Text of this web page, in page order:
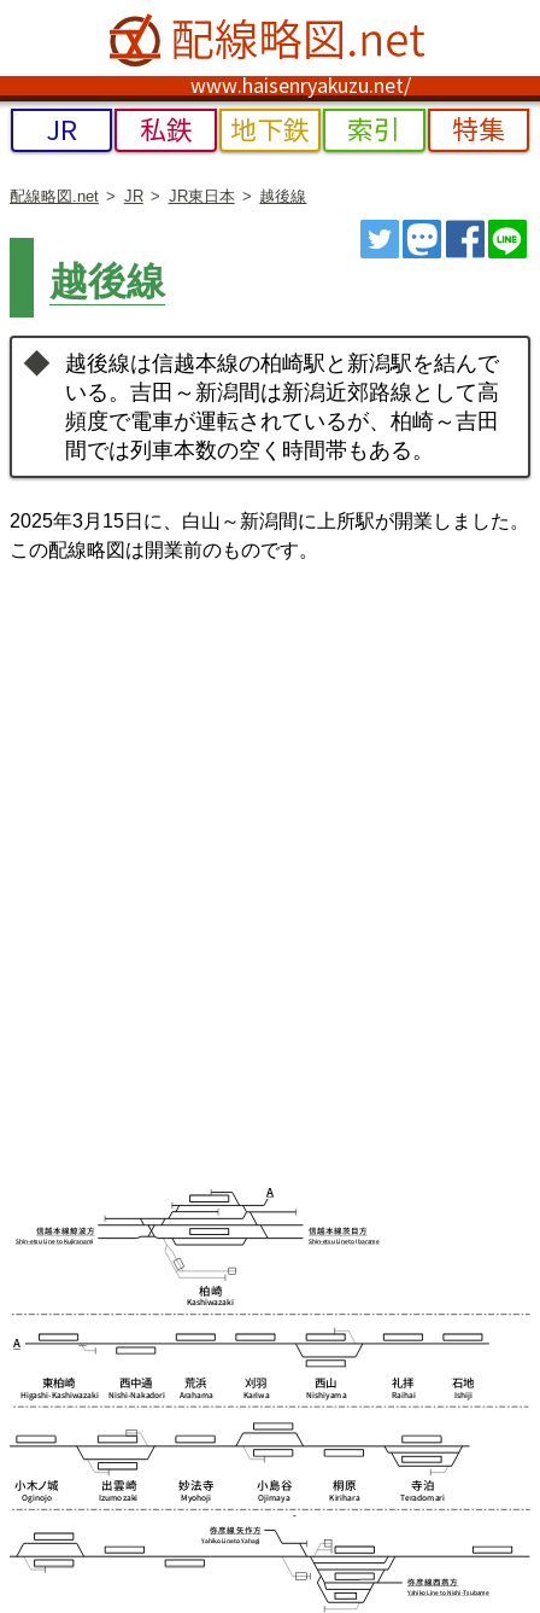
www.haisenryakuzu.net/
JR 私鉄 地下鉄 索引 特集
配線略図.net JR JR東日本 越後線
ツイートトゥート
シェ
越後線
越後線は信越本線の柏崎駅と新潟駅を結んで
いる。吉田～新潟間は新潟近郊路線として高
頻度で電車が運転されているが、柏崎～吉田
間では列車本数の空く時間帯もある。
2025年3月15日に、白山～新潟間に上所駅が開業しました。
この配線略図は開業前のものです。